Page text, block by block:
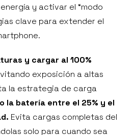
y activar el “modo
clave para extender el
y cargar al 100%
exposición a altas
la estrategia de carga
la batería entre el 25% y el
Evita cargas completas del
solo para cuando sea